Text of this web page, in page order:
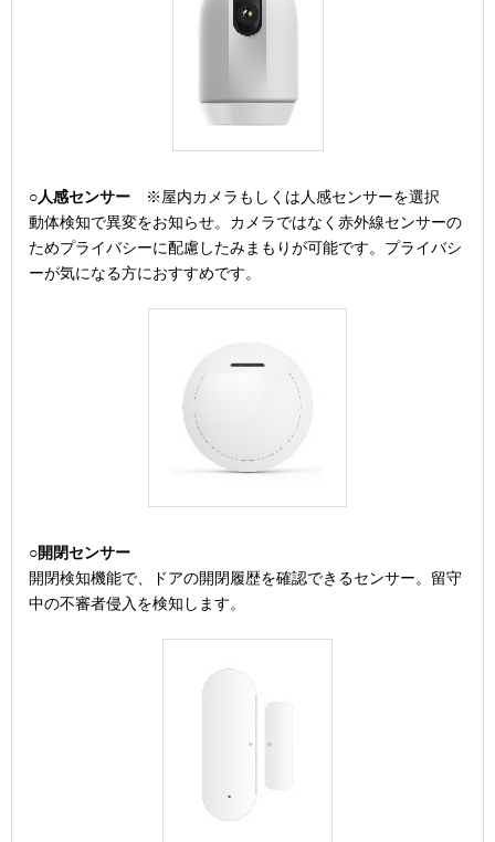
○人感センサー
※屋内カメラもしくは人感センサーを選択
動体検知で異変をお知らせ。カメラではなく赤外線センサーの
ためプライバシーに配慮したみまもりが可能です。プライバシ
ーが気になる方におすすめです。
○開閉センサー
開閉検知機能で、ドアの開閉履歴を確認できるセンサー。留守
中の不審者侵入を検知します。